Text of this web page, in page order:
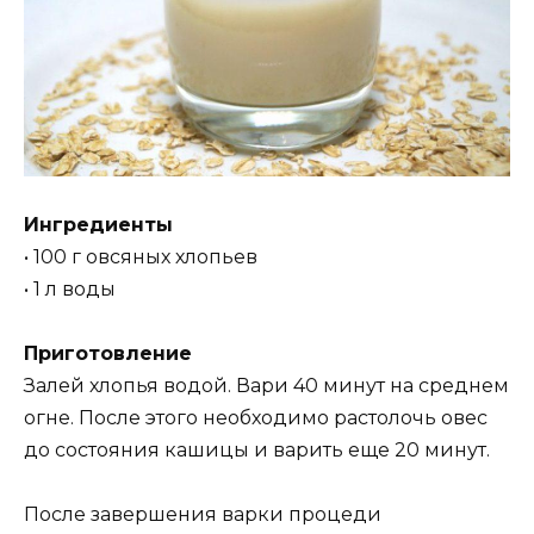
Ингредиенты
• 100 г овсяных хлопьев
• 1 л воды
Приготовление
Залей хлопья водой. Вари 40 минут на среднем
огне. После этого необходимо растолочь овес
до состояния кашицы и варить еще 20 минут.
После завершения варки процеди